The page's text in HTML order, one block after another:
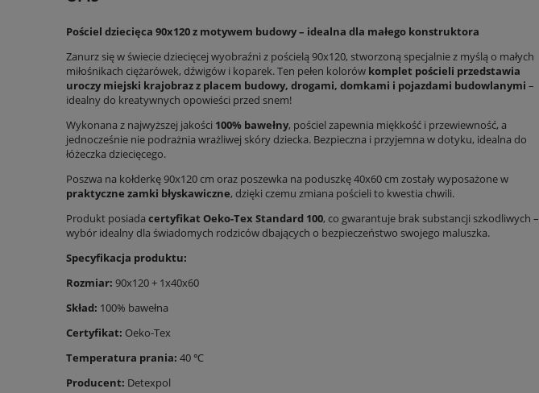
Pościel dziecięca 90x120 z motywem budowy – idealna dla małego konstruktora
Zanurz się w świecie dziecięcej wyobraźni z pościelą 90x120, stworzoną specjalnie z myślą o małych
miłośnikach ciężarówek, dźwigów i koparek. Ten pełen kolorów komplet pościeli przedstawia
uroczy miejski krajobraz z placem budowy, drogami, domkami i pojazdami budowlanymi –
idealny do kreatywnych opowieści przed snem!
Wykonana z najwyższej jakości 100% bawełny, pościel zapewnia miękkość i przewiewność, a
jednocześnie nie podrażnia wrażliwej skóry dziecka. Bezpieczna i przyjemna w dotyku, idealna do
łóżeczka dziecięcego.
Poszwa na kołderkę 90x120 cm oraz poszewka na poduszkę 40x60 cm zostały wyposażone w
praktyczne zamki błyskawiczne, dzięki czemu zmiana pościeli to kwestia chwili.
Produkt posiada certyfikat Oeko-Tex Standard 100, co gwarantuje brak substancji szkodliwych –
wybór idealny dla świadomych rodziców dbających o bezpieczeństwo swojego maluszka.
Specyfikacja produktu:
Rozmiar: 90x120 + 1x40x60
Skład: 100% bawełna
Certyfikat: Oeko-Tex
Temperatura prania: 40 ℃
Producent: Detexpol